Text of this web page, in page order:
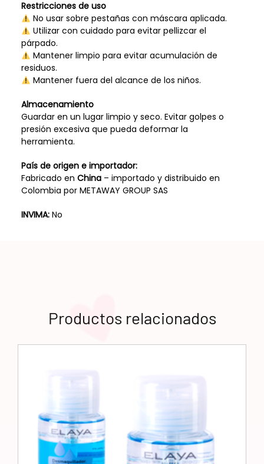
Restricciones de uso
No usar sobre pestañas con máscara aplicada.
Utilizar con cuidado para evitar pellizcar el
párpado.
Mantener limpio para evitar acumulación de
residuos.
Mantener fuera del alcance de los niños.
Almacenamiento
Guardar en un lugar limpio y seco. Evitar golpes o
presión excesiva que pueda deformar la
herramienta.
País de origen e importador:
Fabricado en China– importado y distribuido en
Colombia por METAWAY GROUP SAS
INVIMA:No
Productos relacionados